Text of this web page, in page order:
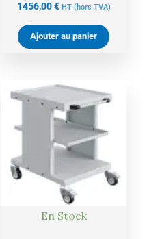
1456,00€ HT (hors TVA)
Ajouter au panier
En Stock
prix
était :
Le
prix
actuel
est :
374,00 €.